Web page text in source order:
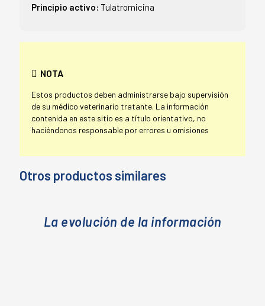
Principio activo: Tulatromicina
NOTA
Estos productos deben administrarse bajo supervisión
de su médico veterinario tratante. La información
contenida en este sitio es a título orientativo, no
haciéndonos responsable por errores u omisiones
Otros productos similares
La evolución de la información